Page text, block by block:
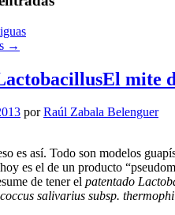
→
El mite
porRaúl Zabala Belenguer
es así. Todo son modelos
es el de un producto
de tener el patentado
salivarius subsp.